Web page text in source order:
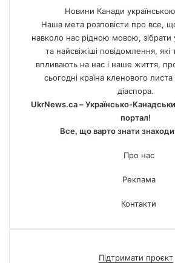
Новини Канади
Наша мета розповісти про все,
навколо нас рідною мовою, зібрати
та найсвіжіші повідомлення, які
впливають на нас і наше життя,
сьогодні країна кленового листа
діаспора.
UkrNews.ca – Українсько-
портал!
Все, що варто знати
Про нас
Реклама
Контакти
Підтримати проєкт